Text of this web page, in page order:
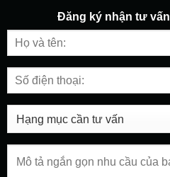
Đăng ký nhận tư vấn